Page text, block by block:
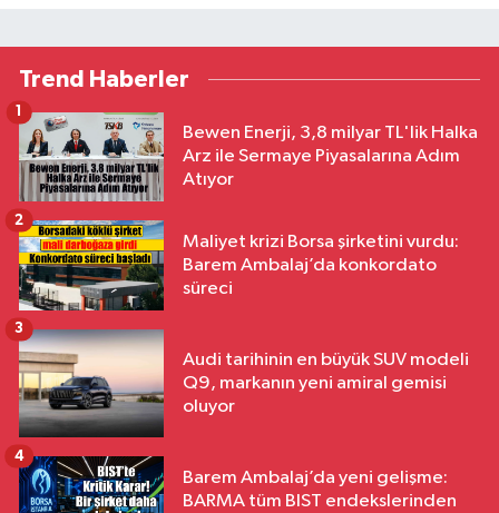
Trend Haberler
Bewen Enerji, 3,8 milyar TL'lik Halka
Arz ile Sermaye Piyasalarına Adım
Atıyor
1
Maliyet krizi Borsa şirketini vurdu:
Barem Ambalaj’da konkordato
süreci
2
Audi tarihinin en büyük SUV modeli
Q9, markanın yeni amiral gemisi
oluyor
3
Barem Ambalaj’da yeni gelişme:
BARMA tüm BIST endekslerinden
4